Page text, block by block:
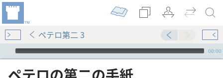
ペテロ第二 3
Audio Player
00:00